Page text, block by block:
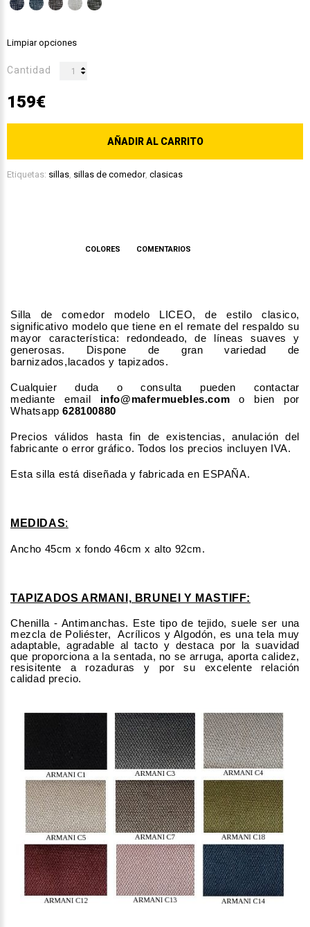
Limpiar opciones
Cantidad
159€
AÑADIR AL CARRITO
Etiquetas: sillas sillas de comedor, clasicas
COLORES COMENTARIOS
Silla de comedor modelo LICEO, de estilo clasico,
significativo modelo que tiene en el remate del respaldo su
mayor característica: redondeado, de líneas suaves y
generosas. Dispone de gran variedad de
barnizados,lacados y tapizados.
Cualquier duda o consulta pueden contactar
mediante email info@mafermuebles.com o bien por
Whatsapp 628100880
Precios válidos hasta fin de existencias, anulación del
fabricante o error gráfico. Todos los precios incluyen IVA.
Esta silla está diseñada y fabricada en ESPAÑA.
MEDIDAS:
Ancho 45cm x fondo 46cm x alto 92cm.
TAPIZADOS ARMANI, BRUNEI Y MASTIFF:
Chenilla - Antimanchas. Este tipo de tejido, suele ser una
mezcla de Poliéster, Acrílicos y Algodón, es una tela muy
adaptable, agradable al tacto y destaca por la suavidad
que proporciona a la sentada, no se arruga, aporta calidez,
resisitente a rozaduras y por su excelente relación
calidad precio.